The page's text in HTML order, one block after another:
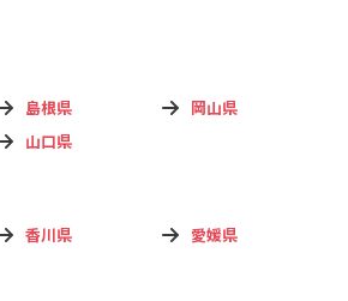
島根県
岡山県
山口県
香川県
愛媛県